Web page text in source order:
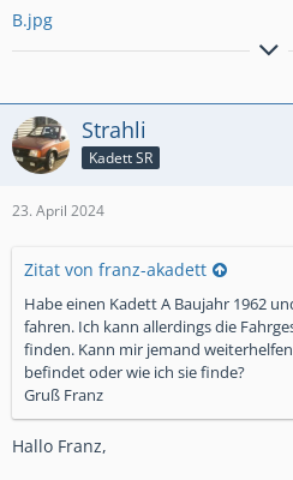
B.jpg
Kadett B `73 resto, Kadett E
300/6, Corsa A `83
es gibt Tage, da gewinnt man -
die Anderen
Strahli
Kadett SR
23. April 2024
Zitat von franz-akadett
Habe einen Kadett A Baujahr 1962
fahren. Ich kann allerdings die
finden. Kann mir jemand
befindet oder wie ich sie finde?
Gruß Franz
Hallo Franz,